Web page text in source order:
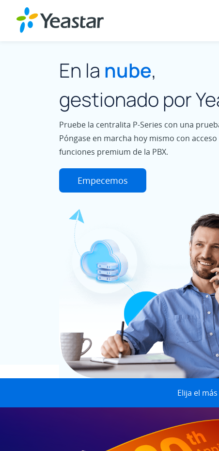
En la nube,
gestionado por
Pruebe la centralita P-Series con una
Póngase en marcha hoy mismo con
funciones premium de la PBX.
Empecemos
Elija el